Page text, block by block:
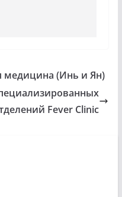
медицина (Инь и Ян)
Fever Clinic